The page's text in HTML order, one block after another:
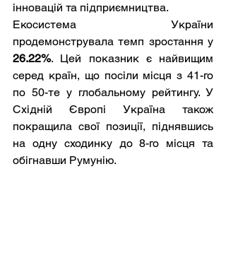
інновацій та підприємництва.
Екосистема України
26.22%. Цей показник є найвищим
серед країн, що посіли місця з 41-го
по 50-те у глобальному рейтингу. У
Східній Європі Україна також
покращила свої позиції, піднявшись
на одну сходинку до 8-го місця та
обігнавши Румунію.